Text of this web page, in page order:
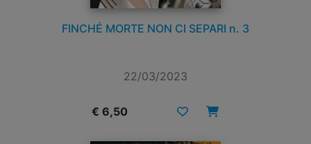
FINCHÉ MORTE NON CI SEPARI n. 3
22/03/2023
€ 6,50